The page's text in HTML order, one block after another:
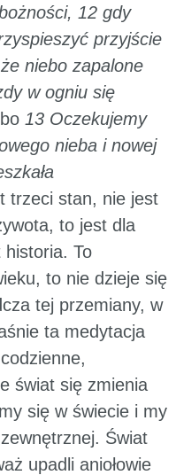
12 gdy
przyjście
niebo zapalone
w ogniu się
13 Oczekujemy
nieba i nowej
trzeci stan, nie jest
to jest dla
To
to nie dzieje się
tej przemiany, w
ta medytacja
świat się zmienia
się w świecie i my
Świat
upadli aniołowie